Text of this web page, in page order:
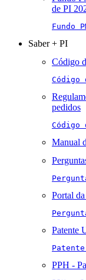
de PI
Fundo
Saber + PI
Código
pedidos
Manual
Portal
Patente
PPH -